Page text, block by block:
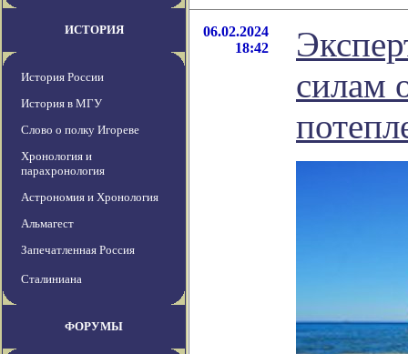
ИСТОРИЯ
История России
История в МГУ
Слово о полку Игореве
Хронология и
парахронология
Астрономия и Хронология
Альмагест
Запечатленная Россия
Сталиниана
ФОРУМЫ
06.02.2024
18:42
силам